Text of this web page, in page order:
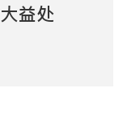
益处